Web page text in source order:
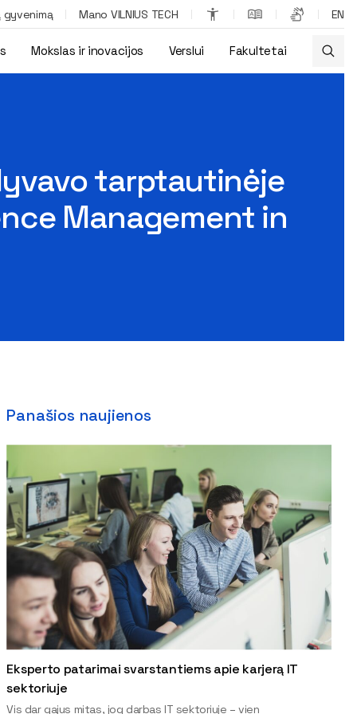
gyvenimą Mano VILNIUS TECH EN
Mokslas ir inovacijos Verslui Fakultetai
for the diffusion of Resilience Management in Higher,
tarptautinėje
Management in
Panašios naujienos
Eksperto patarimai svarstantiems apie karjerą IT
sektoriuje
Vis dar gajus mitas, jog darbas IT sektoriuje – vien